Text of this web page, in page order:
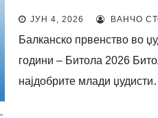
ЈУН 4, 2026 ВАНЧО
Балканско првенство во
години – Битола 2026
најдобрите млади